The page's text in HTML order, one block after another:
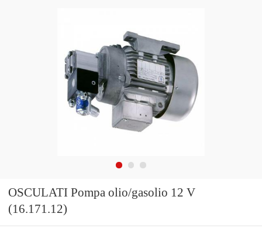
OSCULATI Pompa olio/gasolio 12 V
(16.171.12)